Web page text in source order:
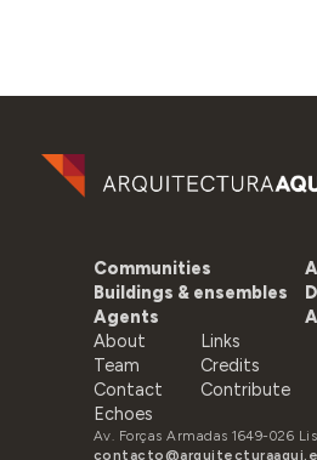
Communities
Buildings & ensembles
Agents
About
Team
Contact
Echoes
Links
Credits
Contribute
Av. Forças Armadas 1649-026